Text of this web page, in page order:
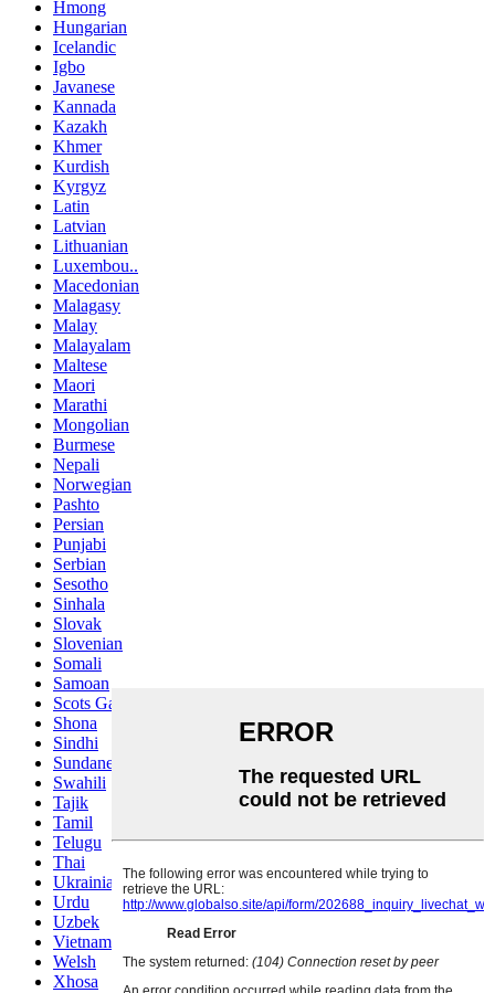
Hmong
Hungarian
Icelandic
Igbo
Javanese
Kannada
Kazakh
Khmer
Kurdish
Kyrgyz
Latin
Latvian
Lithuanian
Luxembou..
Macedonian
Malagasy
Malay
Malayalam
Maltese
Maori
Marathi
Mongolian
Burmese
Nepali
Norwegian
Pashto
Persian
Punjabi
Serbian
Sesotho
Sinhala
Slovak
Slovenian
Somali
Samoan
Scots Gaelic
Shona
Sindhi
Sundanese
Swahili
Tajik
Tamil
Telugu
Thai
Ukrainian
Urdu
Uzbek
Vietnamese
Welsh
Xhosa